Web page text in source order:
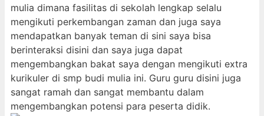
mulia dimana fasilitas di sekolah lengkap selalu
mengikuti perkembangan zaman dan juga saya
mendapatkan banyak teman di sini saya bisa
berinteraksi disini dan saya juga dapat
mengembangkan bakat saya dengan mengikuti extra
kurikuler di smp budi mulia ini. Guru guru disini juga
sangat ramah dan sangat membantu dalam
mengembangkan potensi para peserta didik.